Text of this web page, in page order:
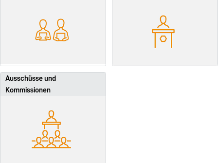
Ausschüsse und
Kommissionen